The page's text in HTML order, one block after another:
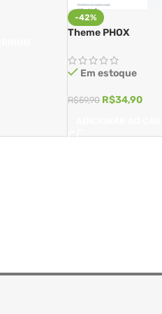
-42%
Theme PHOX
Em estoque
R$59,90 R$34,90